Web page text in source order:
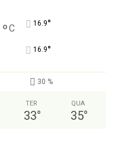
°C 16.9°
16.9°
30 %
TER
33°
QUA
35°